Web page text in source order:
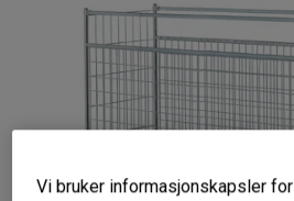
Vi bruker informasjonskapsler